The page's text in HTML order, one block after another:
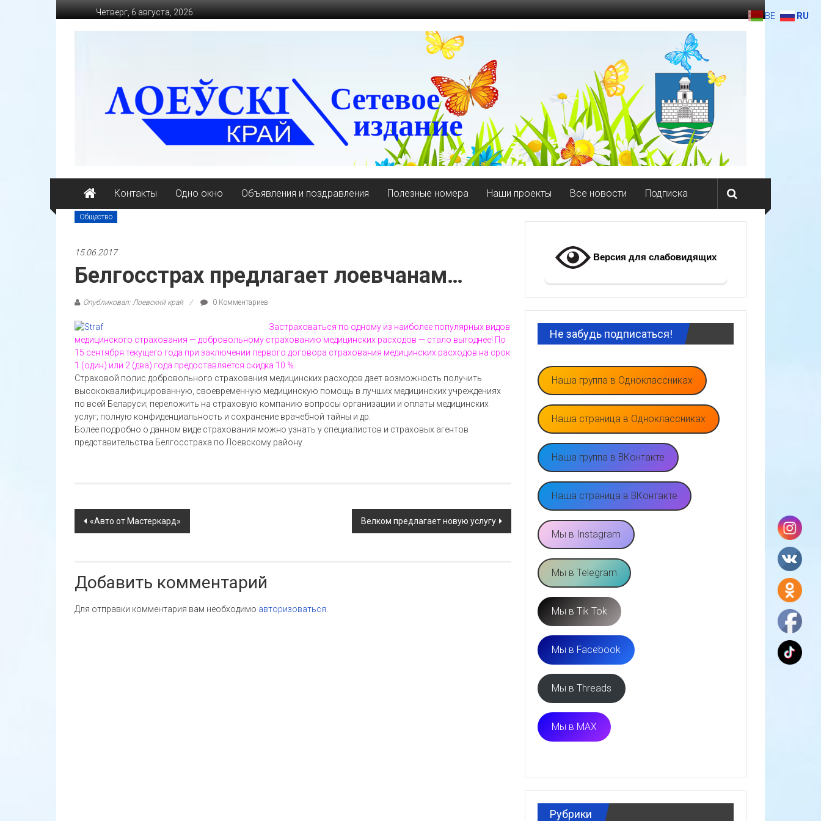
к
содержимому
Четверг, 6 августа, 2026
массово-
политическая
Контакты Одно окно Объявления и поздравления Полезные номера Наши проекты Все новости Подписка
Общество
15.06.2017
Белгосстрах предлагает лоевчанам…
Опубликовал: Лоевский край 0 Комментариев
Застраховаться по одному из наиболее популярных видов
медицинского страхования — добровольному страхованию медицинских расходов — стало выгоднее! По
15 сентября текущего года при заключении первого договора страхования медицинских расходов на срок
1 (один) или 2 (два) года предоставляется скидка 10 %.
Страховой полис добровольного страхования медицинских расходов дает возможность получить
высококвалифицированную, своевременную медицинскую помощь в лучших медицинских учреждениях
по всей Беларуси; переложить на страховую компанию вопросы организации и оплаты медицинских
услуг; полную конфиденциальность и сохранение врачебной тайны и др.
Более подробно о данном виде страхования можно узнать у специалистов и страховых агентов
представительства Белгосстраха по Лоевскому району.
Навигация
«Авто от Мастеркард» Велком предлагает новую услугу
Добавить комментарий
Для отправки комментария вам необходимо авторизоваться
Версия для слабовидящих
Не забудь подписаться!
Наша группа в Одноклассниках
Наша страница в Одноклассниках
Наша группа в ВКонтакте
Наша страница в ВКонтакте
Мы в Instagram
Мы в Telegram
Мы в Tik Tok
Мы в Facebook
Мы в Threads
Мы в MAX
Рубрики
BE RU